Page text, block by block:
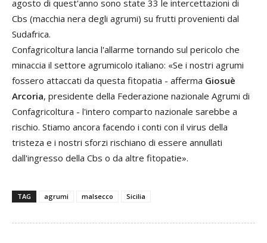
agosto di quest'anno sono state 33 le intercettazioni di
Cbs (macchia nera degli agrumi) su frutti provenienti dal
Sudafrica.
Confagricoltura lancia l'allarme tornando sul pericolo che
minaccia il settore agrumicolo italiano: «Se i nostri agrumi
fossero attaccati da questa fitopatia - afferma Giosuè
Arcoria, presidente della Federazione nazionale Agrumi di
Confagricoltura - l'intero comparto nazionale sarebbe a
rischio. Stiamo ancora facendo i conti con il virus della
tristeza e i nostri sforzi rischiano di essere annullati
dall'ingresso della Cbs o da altre fitopatie».
TAG agrumi malsecco Sicilia